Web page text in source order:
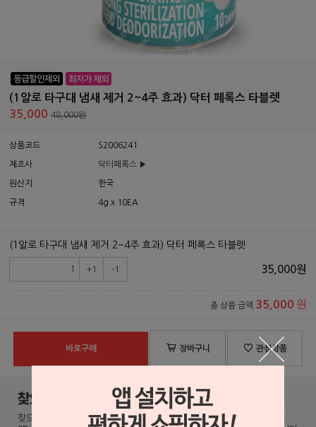
(1알로 타구대 냄새 제거 2~4주 효과) 닥터 페록스 타블렛
35,000 48,000원
상품코드 S2006241
제조사 닥터페록스 ▶
원산지 한국
규격 4g x 10EA
(1알로 타구대 냄새 제거 2~4주 효과) 닥터 페록스 타블렛
+1 -1 35,000원
총 상품 금액 35,000 원
바로구매 장바구니 관심상품